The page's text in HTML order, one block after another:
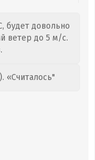
будет довольно
ветер до 5 м/с.
«Считалось"